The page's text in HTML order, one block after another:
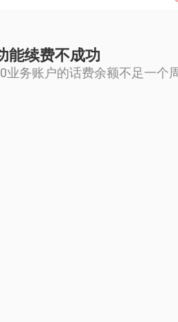
能续费不成功
务账户的话费余额不足一个